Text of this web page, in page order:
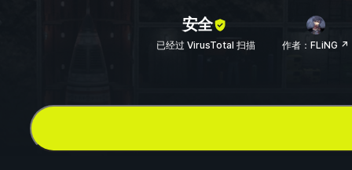
安全
已经过 VirusTotal 扫描 作者：FLiNG ↗